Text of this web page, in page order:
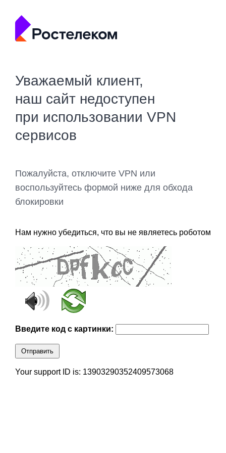
Уважаемый клиент,
наш сайт недоступен
при использовании VPN
сервисов
Пожалуйста, отключите VPN или
воспользуйтесь формой ниже для обхода
блокировки
Нам нужно убедиться, что вы не являетесь роботом
Введите код с картинки:
Отправить
Your support ID is: 13903290352409573068